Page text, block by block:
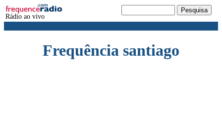
Rádio ao vivo
Frequência santiago